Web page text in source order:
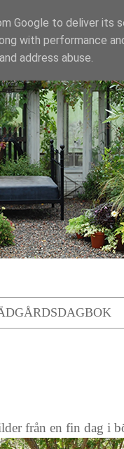
från en fin dag i
Google to deliver its
with performance
address abuse.